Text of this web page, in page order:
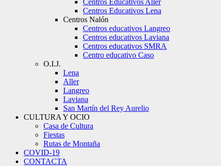
Centros Educativos Aller
Centros Educativos Lena
Centros Nalón
Centros educativos Langreo
Centros educativos Laviana
Centros educativos SMRA
Centro educativo Caso
O.I.J.
Lena
Aller
Langreo
Laviana
San Martín del Rey Aurelio
CULTURA Y OCIO
Casa de Cultura
Fiestas
Rutas de Montaña
COVID-19
CONTACTA